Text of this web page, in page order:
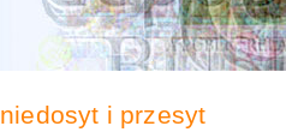
niedosyt i przesyt